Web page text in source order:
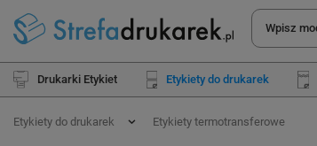
Drukarki Etykiet Etykiety do drukarek
Etykiety do drukarek Etykiety termotransferowe